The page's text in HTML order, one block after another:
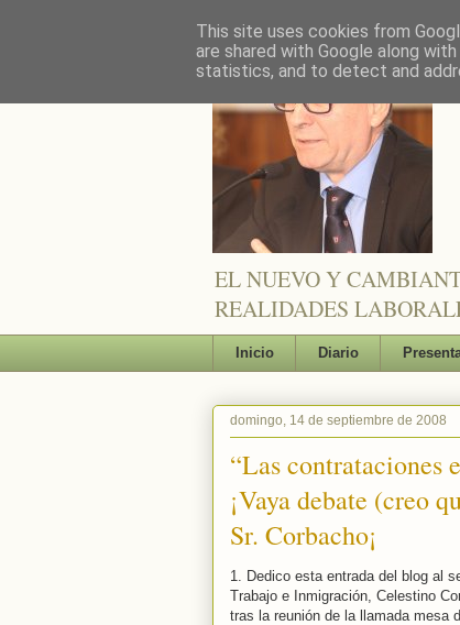
EL NUEVO Y
REALIDADES
Inicio Diario
domingo, 14 de septiembre de 2008
“Las contrataciones
¡Vaya debate (creo
Sr. Corbacho¡
1. Dedico esta entrada del blog al
Trabajo e Inmigración, Celestino
tras la reunión de la llamada mesa
This site uses cookies from
are shared with Google along
statistics, and to detect and